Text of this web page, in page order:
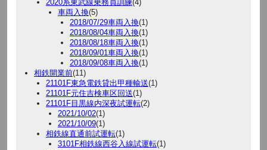
2020系東武線乗務員訓練(4)
車両入換(5)
2018/07/29車両入換(1)
2018/08/04車両入換(1)
2018/08/18車両入換(1)
2018/09/01車両入換(1)
2018/09/08車両入換(1)
相鉄開業前(11)
21101F東急電鉄貸出甲種輸送(1)
21101F元住吉検車区回送(1)
21101F目黒線内深夜試運転(2)
2021/10/02(1)
2021/10/09(1)
相鉄線直通前試運転(1)
3101F相鉄線西谷入線試運転(1)